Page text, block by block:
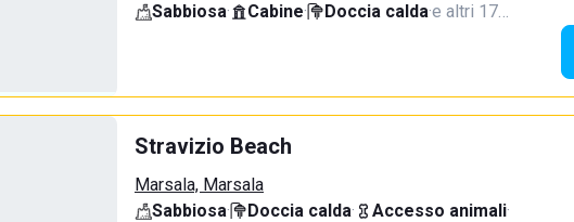
Sabbiosa· Cabine· Doccia calda·e altri 17…
Stravizio Beach
Marsala, Marsala
Sabbiosa· Doccia calda· Accesso animali·